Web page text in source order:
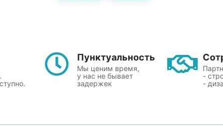
Пунктуальность
Мы ценим время,
у нас не бывает
задержек
-
-